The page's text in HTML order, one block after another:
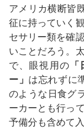
アメリカ横断皆
征に持っていく
セサリー類を確
いことだろう。
で、眼視用の
ー」 は忘れずに
のような日食グ
ーカーとも行っ
予備分も含めて